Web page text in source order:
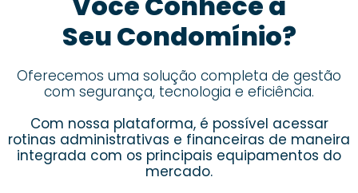
Seu Condomínio?
Oferecemos uma solução completa de gestão
com segurança, tecnologia e eficiência.
Com nossa plataforma, é possível acessar
rotinas administrativas e financeiras de maneira
integrada com os principais equipamentos do
mercado.